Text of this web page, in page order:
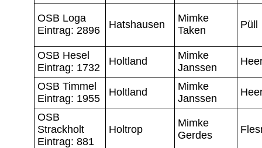
OSB Loga
Eintrag: 2896
Hatshausen
Mimke
Taken
Püll
OSB Hesel
Eintrag: 1732
Holtland
Mimke
Janssen
OSB Timmel
Eintrag: 1955
Holtland
Mimke
Janssen
OSB
Strackholt
Eintrag: 881
Holtrop
Mimke
Gerdes